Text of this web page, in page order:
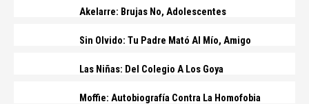
Akelarre: Brujas No, Adolescentes
Sin Olvido: Tu Padre Mató Al Mío, Amigo
Las Niñas: Del Colegio A Los Goya
Moffie: Autobiografía Contra La Homofobia